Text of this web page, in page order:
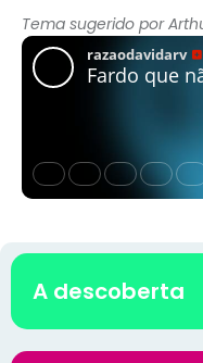
Tema sugerido por
A descoberta